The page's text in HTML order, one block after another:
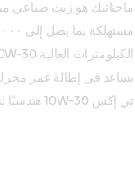
يساعد في إطالة عمر
تي إكس 10W-30 هندسيًا لتنظيف الترسبات القديمة مع منع تكوين ترسبات جديدة.